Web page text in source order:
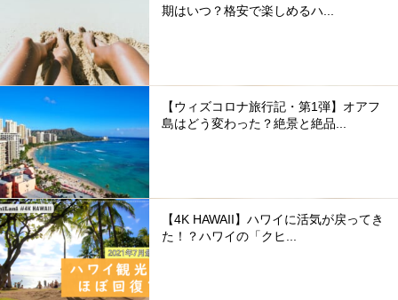
期はいつ？格安で楽しめるハ...
【ウィズコロナ旅行記・第1弾】オアフ
島はどう変わった？絶景と絶品...
【4K HAWAII】ハワイに活気が戻ってき
た！？ハワイの「クヒ...